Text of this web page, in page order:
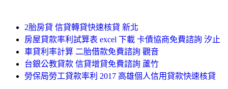
2胎房貸 信貸轉貸快速核貸 新北
房屋貸款率利試算表 excel 下載 卡債協商免費諮詢 汐止
車貸利率計算 二胎借款免費諮詢 觀音
台銀公教貸款 信貸增貸免費諮詢 蘆竹
勞保局勞工貸款率利 2017 高雄個人信用貸款快速核貸